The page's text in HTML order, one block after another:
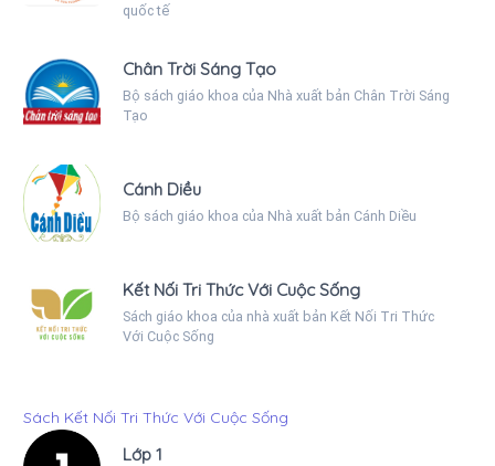
quốc tế
Chân Trời Sáng Tạo
Bộ sách giáo khoa của Nhà xuất bản Chân Trời Sáng
Tạo
Cánh Diều
Bộ sách giáo khoa của Nhà xuất bản Cánh Diều
Kết Nối Tri Thức Với Cuộc Sống
Sách giáo khoa của nhà xuất bản Kết Nối Tri Thức
Với Cuộc Sống
Sách Kết Nối Tri Thức Với Cuộc Sống
Lớp 1